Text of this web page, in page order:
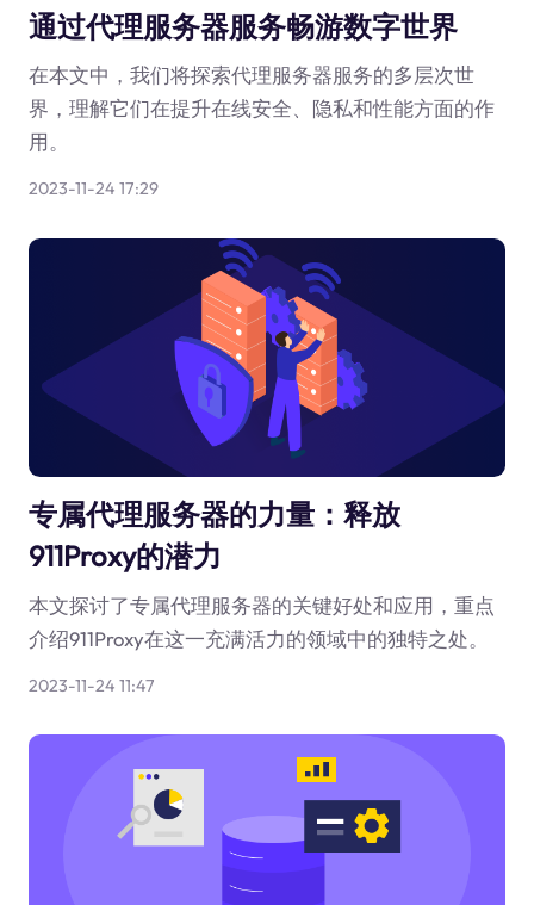
通过代理服务器服务畅游数字世界
在本文中，我们将探索代理服务器服务的多层次世
界，理解它们在提升在线安全、隐私和性能方面的作
用。
2023-11-24 17:29
专属代理服务器的力量：释放
911Proxy的潜力
本文探讨了专属代理服务器的关键好处和应用，重点
介绍911Proxy在这一充满活力的领域中的独特之处。
2023-11-24 11:47